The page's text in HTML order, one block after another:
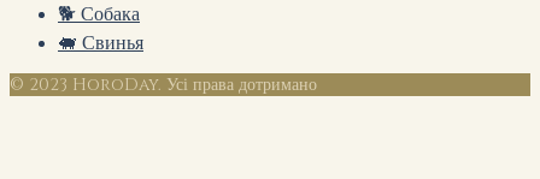
🐕 Собака
🐖 Свинья
© 2023 HoroDay. Усі права дотримано